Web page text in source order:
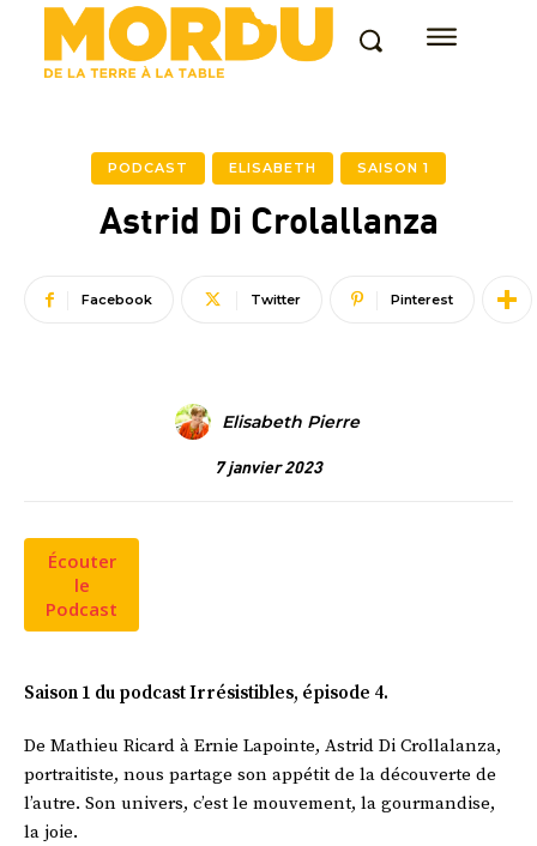
PODCAST ELISABETH SAISON 1
Astrid Di Crolallanza
Facebook Twitter Pinterest
Elisabeth Pierre
7 janvier 2023
Écouter
le
Podcast
Saison 1 du podcast Irrésistibles, épisode 4.
De Mathieu Ricard à Ernie Lapointe, Astrid Di Crollalanza,
portraitiste, nous partage son appétit de la découverte de
l’autre. Son univers, c’est le mouvement, la gourmandise,
la joie.